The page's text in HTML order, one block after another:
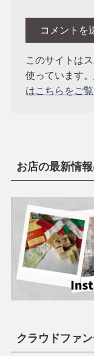
このサイトは
使っています。
はこちらをご
お店の最新情報
クラウドファ